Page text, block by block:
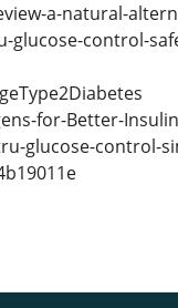
a-natural-
control-
for-Better-
glucose-control-